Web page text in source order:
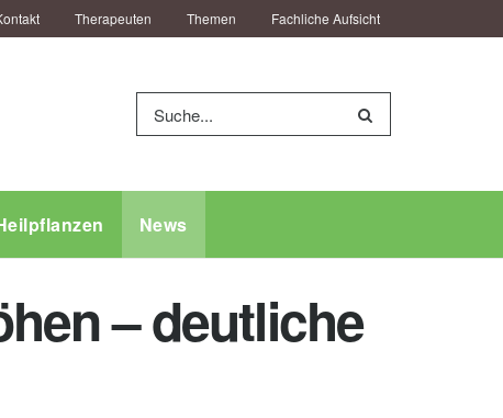
Therapeuten Themen Fachliche Aufsicht
News
– deutliche